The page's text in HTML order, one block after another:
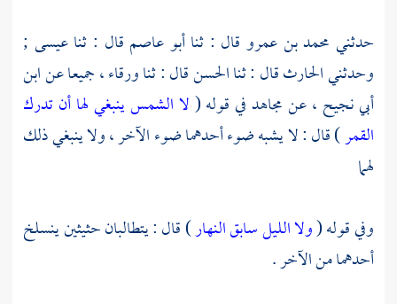
حدثني محمد بن عمرو قال : ثناأبو عاصم قال : ثناعيسى ;
وحدثنيالحارثقال : ثناالحسنقال : ثناورقاء ،جميعا عنابن
أبي نجيح ،عنمجاهدفي قوله (لا الشمس ينبغي لها أن تدرك
القمر) قال : لا يشبه ضوء أحدهما ضوء الآخر ، ولا ينبغي ذلك
لهما
وفي قوله (ولا الليل سابق النهار) قال : يتطالبان حثيثين ينسلخ
أحدهما من الآخر .